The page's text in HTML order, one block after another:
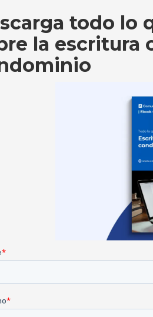
todo lo
la escritura